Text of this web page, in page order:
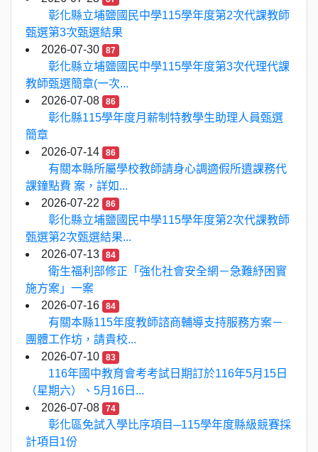
彰化縣立埔鹽國民中學115學年度第2次代課教師
甄選第3次甄選結果
2026-07-30
87
彰化縣立埔鹽國民中學115學年度第3次代理代課
教師甄選簡章(一次...
2026-07-08
86
彰化縣115學年度月薪制特教學生助理人員甄選
簡章
2026-07-14
86
有關本縣所屬學校教師請身心調適假所遺課務代
課鐘點費 案，詳如...
2026-07-22
86
彰化縣立埔鹽國民中學115學年度第2次代課教師
甄選第2次甄選結果...
2026-07-13
84
衛生福利部修正「強化社會安全網－急難紓困實
施方案」一案
2026-07-16
84
有關本縣115年度教師諮商輔導支持服務方案－
團體工作坊，請貴校...
2026-07-10
83
116年國中教育會考考試日期訂於116年5月15日
（星期六）、5月16日...
2026-07-08
74
彰化區免試入學比序項目─115學年度縣級競賽採
計項目1份